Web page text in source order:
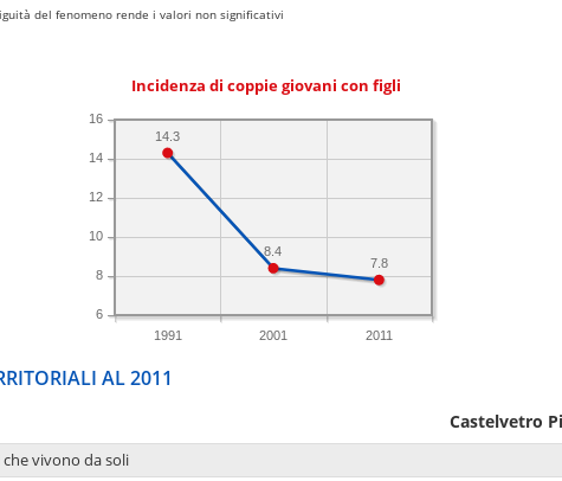
del fenomeno rende i valori non significativi
Incidenza di coppie giovani con figli
1991 2001 2011
6
8
10
12
14
16
7.8
8.4
14.3
AL 2011
Castelvetro
vivono da soli